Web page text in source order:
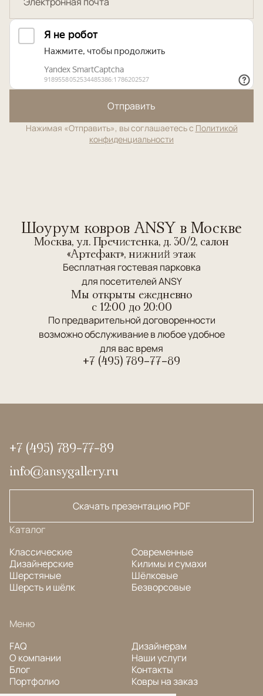
Отправить
Нажимая «Отправить», вы соглашаетесь с Политикой
конфиденциальности
Шоурум ковров ANSY в Москве
Москва, ул. Пречистенка, д. 30/2, салон
«Артефакт», нижний этаж
Бесплатная гостевая парковка
для посетителей ANSY
Мы открыты ежедневно
c 12:00 до 20:00
По предварительной договоренности
возможно обслуживание в любое удобное
для вас время
+7 (495) 789-77-89
+7 (495) 789-77-89
info@ansygallery.ru
Скачать презентацию PDF
Каталог
Классические
Дизайнерские
Шерстяные
Шерсть и шёлк
Современные
Килимы и сумахи
Шёлковые
Безворсовые
Меню
FAQ
О компании
Блог
Портфолио
Дизайнерам
Наши услуги
Контакты
Ковры на заказ